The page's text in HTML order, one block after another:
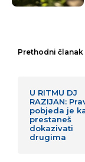
Prethodni članak
U RITMU DJ
RAZIJAN:
pobjeda je
prestaneš
dokazivati
drugima